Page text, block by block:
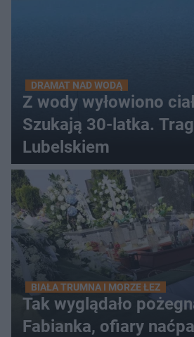
DRAMAT NAD WODĄ
Z wody wyłowiono
Szukają 30-latka.
Lubelskiem
BIAŁA TRUMNA I MORZE ŁEZ
Tak wyglądało
Fabianka, ofiary